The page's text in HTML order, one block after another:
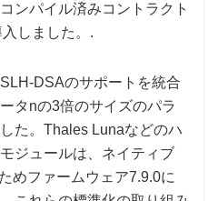
ンパイル済みコントラクト
しました。.
DSAのサポートを統合
タnの3倍のサイズのパラ
た。Thales Lunaなどのハ
ジュールは、ネイティブ
めファームウェア7.9.0に